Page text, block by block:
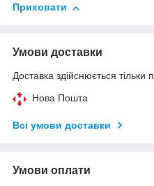
Приховати
Умови доставки
Доставка здійснюється тільки
Нова Пошта
Всі умови доставки
Умови оплати